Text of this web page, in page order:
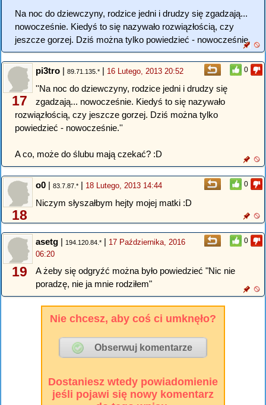
Na noc do dziewczyny, rodzice jedni i drudzy się zgadzają...
nowocześnie. Kiedyś to się nazywało rozwiązłością, czy
jeszcze gorzej. Dziś można tylko powiedzieć - nowocześnie.
0
17
pi3tro | 89.71.135.* | 16 Lutego, 2013 20:52
''Na noc do dziewczyny, rodzice jedni i drudzy się
zgadzają... nowocześnie. Kiedyś to się nazywało
rozwiązłością, czy jeszcze gorzej. Dziś można tylko
powiedzieć - nowocześnie.''
A co, może do ślubu mają czekać? :D
0
18
o0 | 83.7.87.* | 18 Lutego, 2013 14:44
Niczym słyszałbym hejty mojej matki :D
0
19
asetg | 194.120.84.* | 17 Października, 2016
06:20
A żeby się odgryźć można było powiedzieć "Nic nie
poradzę, nie ja mnie rodziłem"
Nie chcesz, aby coś ci umknęło?
Dostaniesz wtedy powiadomienie
jeśli pojawi się nowy komentarz